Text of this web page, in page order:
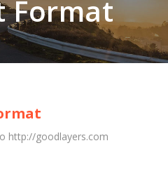
Format
http://goodlayers.com